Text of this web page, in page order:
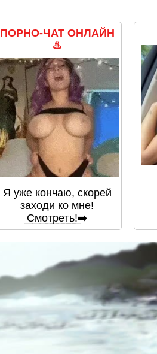
ПОРНО-ЧАТ ОНЛАЙН
♨️
Я уже кончаю, скорей
заходи ко мне!
͟С͟м͟о͟т͟р͟е͟т͟ь͟!➡️